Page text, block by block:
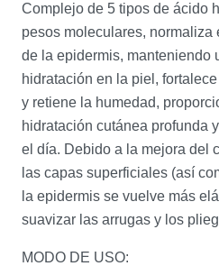
Complejo de 5 tipos de ácido
pesos moleculares,
de la epidermis, manteniendo
hidratación en la piel,
y retiene la humedad,
hidratación cutánea profunda
el día. Debido a la mejora del
las capas superficiales (así
la epidermis se vuelve más
suavizar las arrugas y los
MODO DE USO: